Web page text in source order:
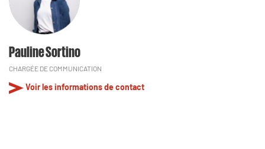
Pauline Sortino
CHARGÉE DE COMMUNICATION
Voir les informations de contact